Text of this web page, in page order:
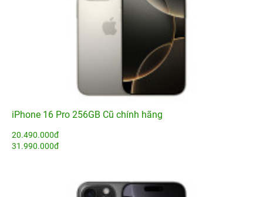
iPhone 16 Pro 256GB Cũ chính hãng
20.490.000đ
31.990.000đ